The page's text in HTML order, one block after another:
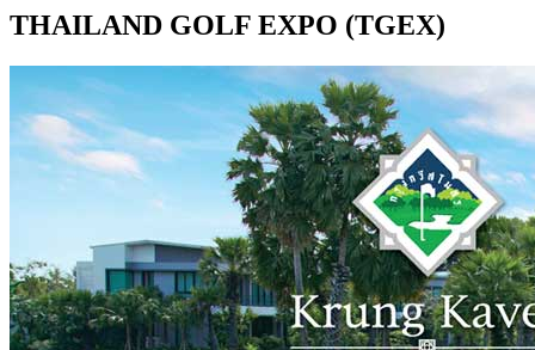
THAILAND GOLF EXPO (TGEX)